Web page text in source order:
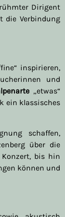
Dirigent
die Verbindung
inspirieren,
und
„etwas“
ein klassisches
schaffen,
über die
bis hin
können und